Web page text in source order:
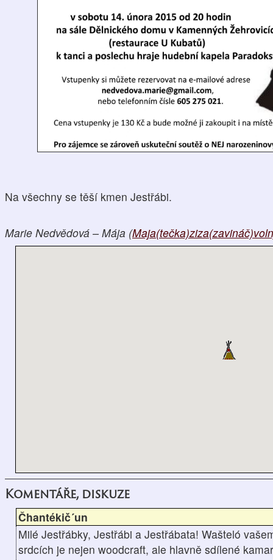
Na všechny se těší kmen Jestřábi.
Marie Nedvědová – Mája (
Komentáře, diskuze
Čhantékič´un
Milé Jestřábky, Jestřábi a Jestřábata! Wašteló
srdcích je nejen woodcraft, ale hlavně sdílené